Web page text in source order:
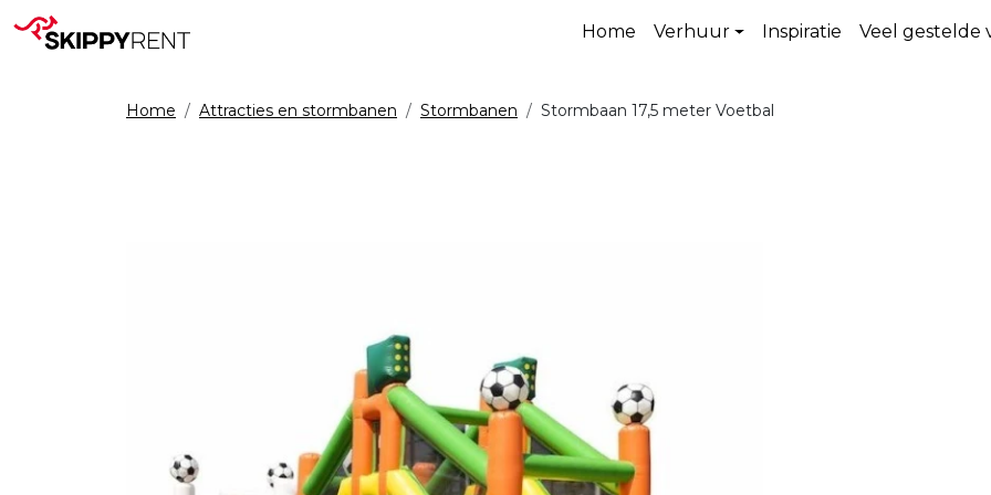
Home Verhuur Inspiratie Veel gestelde
Home Attracties en stormbanen Stormbanen Stormbaan 17,5 meter Voetbal